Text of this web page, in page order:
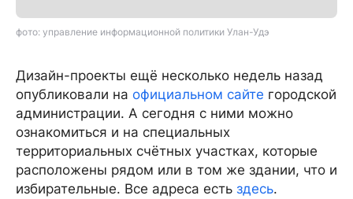
фото: управление информационной политики Улан-Удэ
Дизайн-проекты ещё несколько недель назад
опубликовали на официальном сайте городской
администрации. А сегодня с ними можно
ознакомиться и на специальных
территориальных счётных участках, которые
расположены рядом или в том же здании, что и
избирательные. Все адреса есть здесь.